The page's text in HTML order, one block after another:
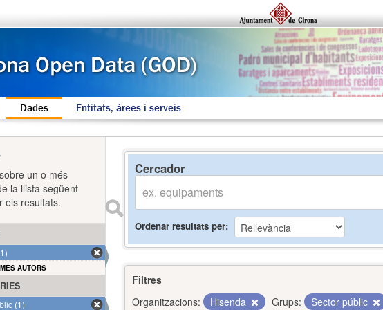
Dades Entitats, àrees i serveis
Cercador
Ordenar resultats per
Filtres
Organitzacions:
Hisenda Grups: Sector públic
un o més
la llista següent
els resultats.
AUTORS
(1)